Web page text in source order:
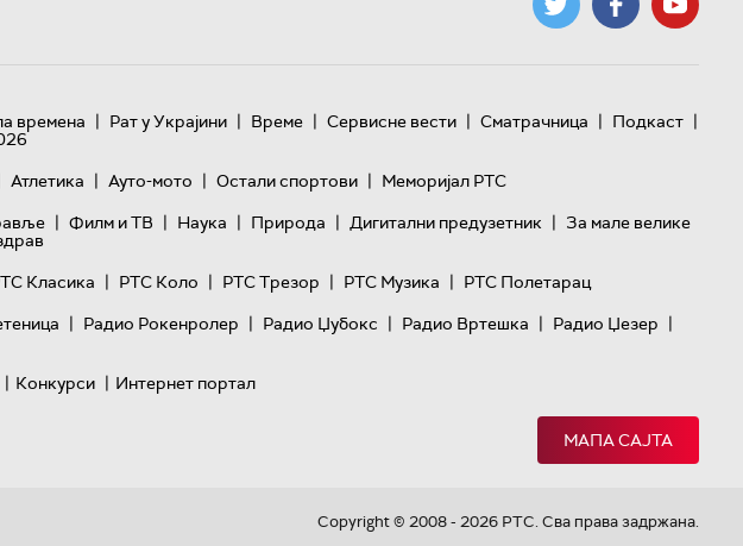
времена | Рат у Украјини | Време | Сервисне вести | Сматрачница | Подкаст |
Атлетика | Ауто-мото | Остали спортови | Меморијал РТС
| Филм и ТВ | Наука | Природа | Дигитални предузетник | За мале велике
Класика | РТС Коло | РТС Трезор | РТС Музика | РТС Полетарац
| Радио Рокенролер | Радио Џубокс | Радио Вртешка | Радио Џезер |
| Конкурси | Интернет портал
МАПА САЈТА
Copyright © 2008 - 2026 РТС. Сва права задржана.